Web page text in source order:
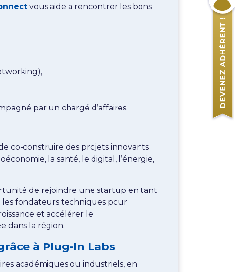
vous aide à rencontrer les bons
par un chargé d’affaires.
co-construire des projets innovants
la santé, le digital, l’énergie,
de rejoindre une startup en tant
les fondateurs techniques pour
et accélérer le
dans la région.
à Plug-In Labs
académiques ou industriels, en